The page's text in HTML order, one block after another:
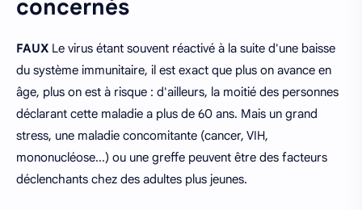
concernés
FAUX Le virus étant souvent réactivé à la suite d'une baisse
du système immunitaire, il est exact que plus on avance en
âge, plus on est à risque : d'ailleurs, la moitié des personnes
déclarant cette maladie a plus de 60 ans. Mais un grand
stress, une maladie concomitante (cancer, VIH,
mononucléose...) ou une greffe peuvent être des facteurs
déclenchants chez des adultes plus jeunes.